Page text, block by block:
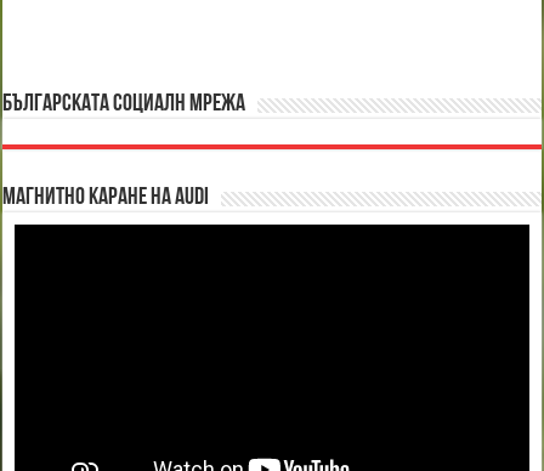
БЪЛГАРСКАТА СОЦИАЛН МРЕЖА
Магнитно каране на Audi